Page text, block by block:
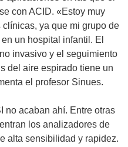
con ACID. «Estoy muy
ya que mi grupo de
un hospital infantil. El
invasivo y el seguimiento
del aire espirado tiene un
el profesor Sinues.
no acaban ahí. Entre otras
los analizadores de
alta sensibilidad y rapidez.